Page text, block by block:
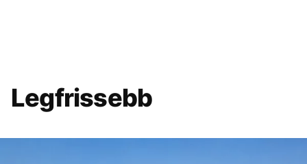
Legfrissebb